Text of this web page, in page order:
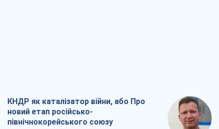
КНДР як каталізатор війни, або Про
новий етап російсько-
північнокорейського союзу